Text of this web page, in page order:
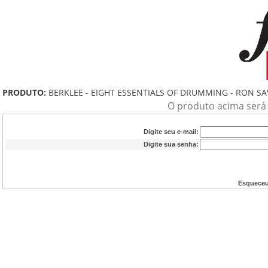
PRODUTO: BERKLEE - EIGHT ESSENTIALS OF DRUMMING - RON
O produto acima
Digite seu e-mail:
Digite sua senha: